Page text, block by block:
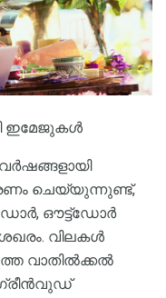
ഇമേജുകൾ
ചെയ്യുന്നുണ്ട്,
ഔട്ട്ഡോർ
വിലകൾ
വാതിൽക്കൽ
ഗ്രീൻവുഡ്